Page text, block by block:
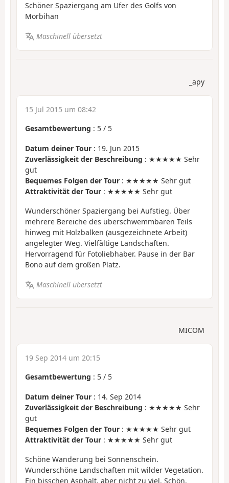
Schöner Spaziergang am Ufer des Golfs von
Morbihan
Maschinell übersetzt
_apy
15 Jul 2015 um 08:42
Gesamtbewertung : 5 / 5
Datum deiner Tour : 19. Jun 2015
Zuverlässigkeit der Beschreibung : ★★★★★ Sehr
gut
Bequemes Folgen der Tour : ★★★★★ Sehr gut
Attraktivität der Tour : ★★★★★ Sehr gut
Wunderschöner Spaziergang bei Aufstieg. Über
mehrere Bereiche des überschwemmbaren Teils
hinweg mit Holzbalken (ausgezeichnete Arbeit)
angelegter Weg. Vielfältige Landschaften.
Hervorragend für Fotoliebhaber. Pause in der Bar
Bono auf dem großen Platz.
Maschinell übersetzt
MICOM
19 Sep 2014 um 20:15
Gesamtbewertung : 5 / 5
Datum deiner Tour : 14. Sep 2014
Zuverlässigkeit der Beschreibung : ★★★★★ Sehr
gut
Bequemes Folgen der Tour : ★★★★★ Sehr gut
Attraktivität der Tour : ★★★★★ Sehr gut
Schöne Wanderung bei Sonnenschein.
Wunderschöne Landschaften mit wilder Vegetation.
Ein bisschen Asphalt, aber nicht zu viel. Schön.